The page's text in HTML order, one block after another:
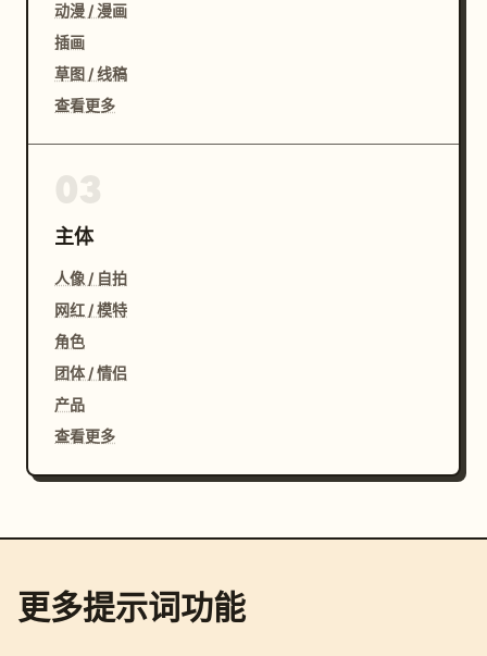
动漫 / 漫画
插画
草图 / 线稿
查看更多
主体
人像 / 自拍
网红 / 模特
角色
团体 / 情侣
产品
查看更多
更多提示词功能